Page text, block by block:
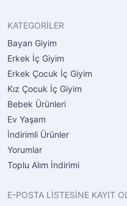
KATEGORİLER
Bayan Giyim
Erkek İç Giyim
Erkek Çocuk İç Giyim
Kız Çocuk İç Giyim
Bebek Ürünleri
Ev Yaşam
İndirimli Ürünler
Yorumlar
Toplu Alım İndirimi
E-POSTA LİSTESİNE KAYIT OL